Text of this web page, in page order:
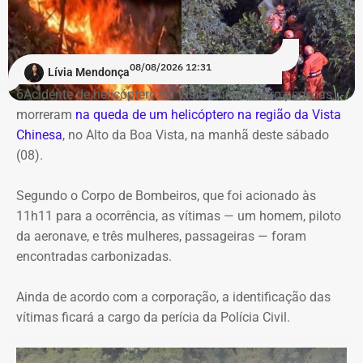
com pagamento em 12 parcelas mensais de R$
1.081.500.
Transporte gratuito para ampliar o
acesso à cultura
De acordo com documentos do processo administrativo,
estrutura anterior. A própria secretaria registra que a
contratação vigente já não atendia à demanda do
Passaporte Cultural, justificando o reforço no transporte
para atender ao crescimento do programa.
A legislação estabelece que até 40% dos recursos
destinados ao fomento cultural sejam aplicados na
direcionados ao interior e às demais regiões fluminenses.
Lívia Mendonça08/08/2026 12:31
6Acidente de helicóptero na Vista ChineQuatro pessoas
morreram na queda de um helicóptero na região da Vista
Chinesa, no Alto da Boa Vista, na manhã deste sábado
(08).
Segundo o Corpo de Bombeiros, que foi acionado às
11h11 para a ocorrência, as vítimas — um homem, piloto
da aeronave, e três mulheres, passageiras — foram
encontradas carbonizadas.
Ainda de acordo com a corporação, a identificação das
vítimas ficará a cargo da perícia da Polícia Civil.